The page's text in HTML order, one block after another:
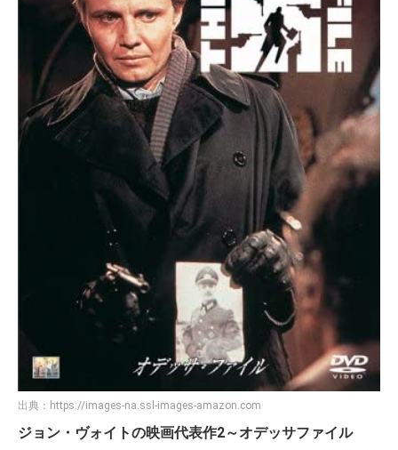
出典： https://images-na.ssl-images-amazon.com
ジョン・ヴォイトの映画代表作2～オデッサファイル